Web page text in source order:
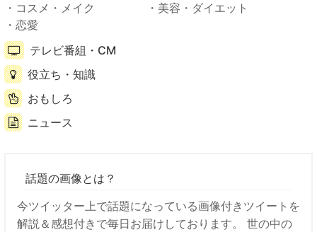
コスメ・メイク
美容・ダイエット
恋愛
テレビ番組・CM
役立ち・知識
おもしろ
ニュース
話題の画像とは？
今ツイッター上で話題になっている画像付きツイートを
解説＆感想付きで毎日お届けしております。 世の中の